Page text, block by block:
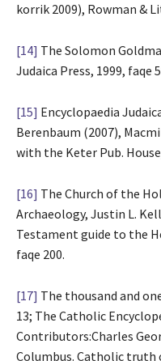
korrik 2009), Rowman &
[14] The Solomon
Judaica Press, 1999, faqe
[15] Encyclopaedia
Berenbaum (2007),
with the Keter Pub.
[16] The Church of the
Archaeology, Justin L.
Testament guide to the
faqe 200.
[17] The thousand and
13; The Catholic
Contributors:Charles
Columbus. Catholic truth